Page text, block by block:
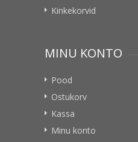
Kinkekorvid
MINU KONTO
Pood
Ostukorv
Kassa
Minu konto